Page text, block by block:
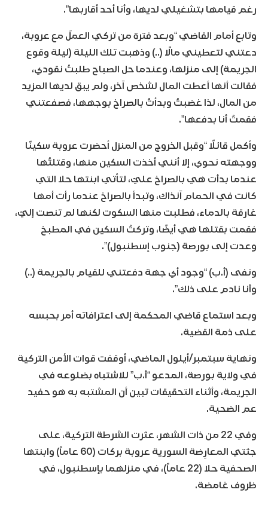
رغم قيامها بتشغيلي لديها، وأنا أحد أقاربها”.
وتابع أمام القاضي “وبعد فترة من تركي العملَ مع عروبة،
دعتني لتعطيني مالًا (..) وذهبت تلك الليلة (ليلة وقوع
الجريمة) إلى منزلها، وعندما حل الصباح طلبتُ نقودي،
فقالت أنها أعطت المال لشخص آخر، ولم يبق لديها المزيد
من المال، لذا غضبتُ وبدأتُ بالصراخ بوجهها، فصفعتني
فقمتُ أنا بدفعها”.
وأكمل قائلًا “وقبل الخروج من المنزل أحضرت عروبة سكينًا
ووجهته نحوي، إلا أنني أخذت السكين منها، وقتلتُها
عندما بدأت هي بالصراخ عليّ، لتأتي ابنتها حلا التي
كانت في الحمام آنذاك، وتبدأ بالصراخ عندما رأت أمها
غارقة بالدماء، فطلبت منها السكوت لكنها لم تنصت إليّ،
فقمت بقتلها هي أيضًا، وتركتُ السكين في المطبخ
وعدت إلى بورصة (جنوب إسطنبول)”.
ونفى (أ.ب) “وجود أي جهة دفعتني للقيام بالجريمة (..)
وأنا نادم على ذلك”.
وبعد استماع قاضي المحكمة إلى اعترافاته أمر بحبسه
على ذمة القضية.
ونهاية سبتمبر/أيلول الماضي، أوقفت قوات الأمن التركية
في ولاية بورصة، المدعو “أ.ب” للاشتباه بضلوعه في
الجريمة، وأثناء التحقيقات تبين أن المشتبه به هو حفيد
عم الضحية.
وفي 22 من ذات الشهر، عثرت الشرطة التركية، على
جثتي المعارِضة السورية عروبة بركات (60 عاماً) وابنتها
الصحفية حلا (22 عاماً)، في منزلهما بإسطنبول، في
ظروف غامضة.